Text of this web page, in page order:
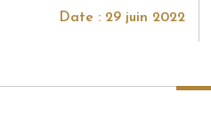
Date : 29 juin 2022